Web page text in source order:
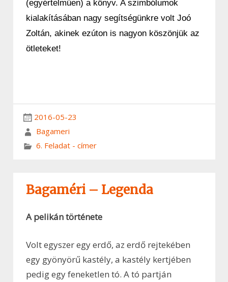
(egyértelműen) a könyv. A szimbólumok
kialakításában nagy segítségünkre volt Joó
Zoltán, akinek ezúton is nagyon köszönjük az
ötleteket!
2016-05-23
Bagameri
6. Feladat - címer
Bagaméri – Legenda
A pelikán története
Volt egyszer egy erdő, az erdő rejtekében
egy gyönyörű kastély, a kastély kertjében
pedig egy feneketlen tó. A tó partján